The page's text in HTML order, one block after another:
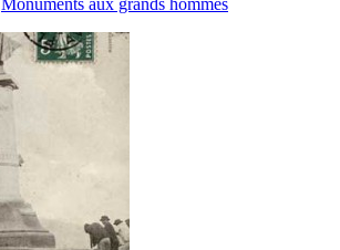
Monuments aux grands hommes